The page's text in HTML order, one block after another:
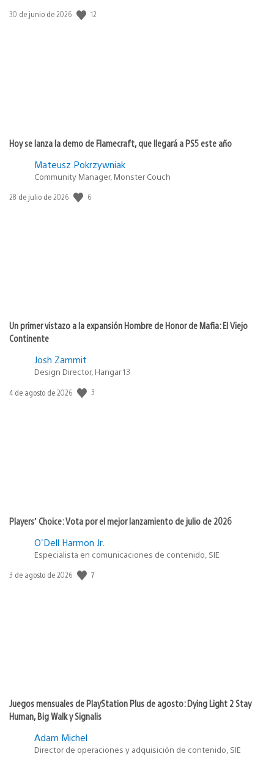
Fecha
30 de junio de 2026 12
Hoy se lanza la demo de Flamecraft, que llegará a PS5 este año
Mateusz Pokrzywniak
Community Manager, Monster Couch
Fecha
28 de julio de 2026 6
Un primer vistazo a la expansión Hombre de Honor de Mafia: El Viejo
Continente
Josh Zammit
Design Director, Hangar 13
Fecha
4 de agosto de 2026 3
Players’ Choice: Vota por el mejor lanzamiento de julio de 2026
O'Dell Harmon Jr.
Especialista en comunicaciones de contenido, SIE
Fecha
3 de agosto de 2026 7
Juegos mensuales de PlayStation Plus de agosto: Dying Light 2 Stay
Human, Big Walk y Signalis
Adam Michel
Director de operaciones y adquisición de contenido, SIE